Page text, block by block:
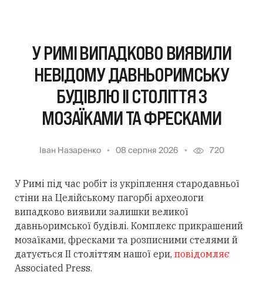
У РИМІ ВИПАДКОВО ВИЯВИЛИ
НЕВІДОМУ ДАВНЬОРИМСЬКУ
БУДІВЛЮ II СТОЛІТТЯ З
МОЗАЇКАМИ ТА ФРЕСКАМИ
Іван Назаренко 08 серпня 2026 720
У Римі під час робіт із укріплення стародавньої
стіни на Целійському пагорбі археологи
випадково виявили залишки великої
давньоримської будівлі. Комплекс прикрашений
мозаїками, фресками та розписними стелями й
датується II століттям нашої ери, повідомляє
Associated Press.